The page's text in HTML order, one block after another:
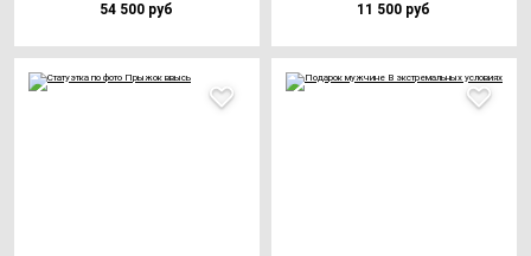
54 500 руб 11 500 руб